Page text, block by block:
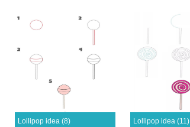
Lollipop idea (8) Lollipop idea (11)